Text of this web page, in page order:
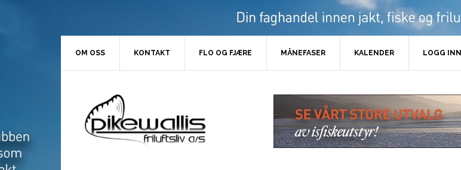
OM OSS KONTAKT FLO OG FJÆRE MÅNEFASER KALENDER LOGG INN